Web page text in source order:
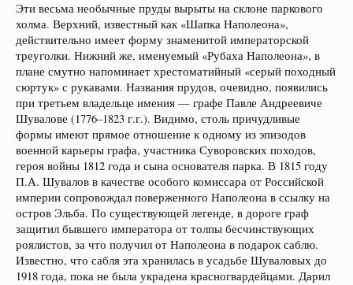
Эти весьма необычные пруды вырыты на склоне паркового
холма. Верхний, известный как «Шапка Наполеона»,
действительно имеет форму знаменитой императорской
треуголки. Нижний же, именуемый «Рубаха Наполеона», в
плане смутно напоминает хрестоматийный «серый походный
сюртук» с рукавами. Названия прудов, очевидно, появились
при третьем владельце имения — графе Павле Андреевиче
Шувалове (1776–1823 г.г.). Видимо, столь причудливые
формы имеют прямое отношение к одному из эпизодов
военной карьеры графа, участника Суворовских походов,
героя войны 1812 года и сына основателя парка. В 1815 году
П.А. Шувалов в качестве особого комиссара от Российской
империи сопровождал поверженного Наполеона в ссылку на
остров Эльба. По существующей легенде, в дороге граф
защитил бывшего императора от толпы бесчинствующих
роялистов, за что получил от Наполеона в подарок саблю.
Известно, что сабля эта хранилась в усадьбе Шуваловых до
1918 года, пока не была украдена красногвардейцами. Дарил